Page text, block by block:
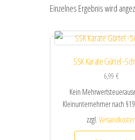
Einzelnes Ergebnis wird
SSK Karate Gürtel -
6,99€
Kein
Kleinunternehmer nach
zzgl.Versandkosten